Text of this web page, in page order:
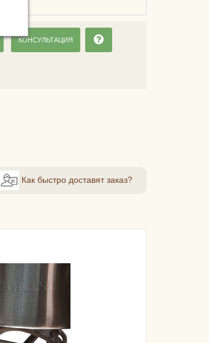
КОНСУЛЬТАЦИЯ
Как быстро доставят заказ?